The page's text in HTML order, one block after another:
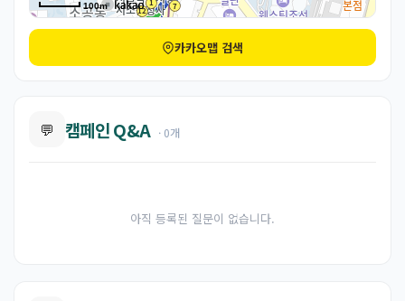
100m
카카오맵 검색
💬 캠페인 Q&A · 0개
아직 등록된 질문이 없습니다.